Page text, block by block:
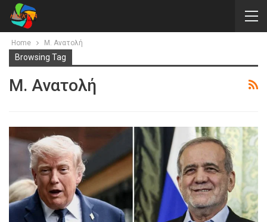
Home Μ. Ανατολή
Browsing Tag
Μ. Ανατολή